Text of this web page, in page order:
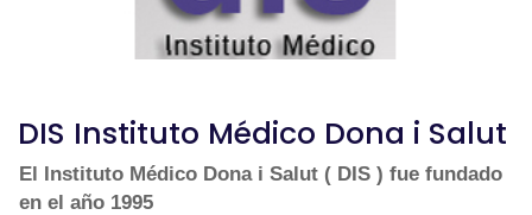
DIS Instituto Médico Dona i Salut
El Instituto Médico Dona i Salut ( DIS ) fue fundado
en el año 1995